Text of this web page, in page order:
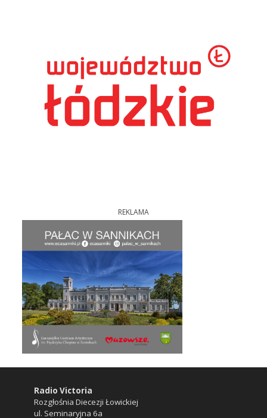
REKLAMA
Radio Victoria
Rozgłośnia Diecezji Łowickiej
ul. Seminaryjna 6a